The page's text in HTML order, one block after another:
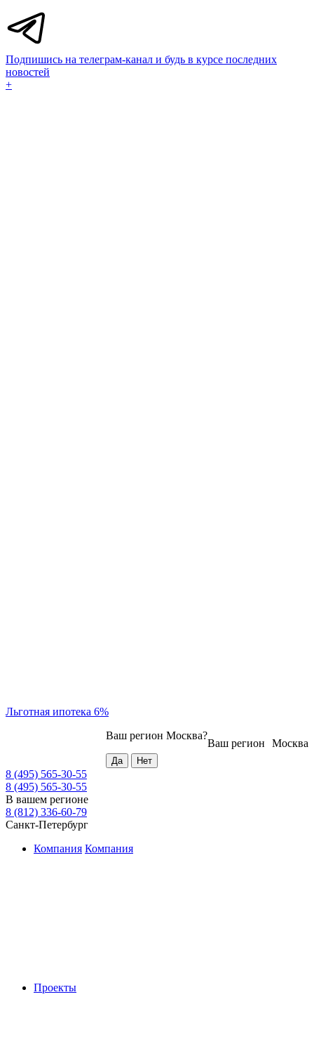
Подпишись на телеграм-канал и будь в курсе последних
новостей
+
Льготная ипотека 6%
Москва
Ваш регион
Ваш регион Москва?
8 (495) 565-30-55
8 (495) 565-30-55
В вашем регионе
8 (812) 336-60-79
Санкт-Петербург
Компания Компания
Проекты